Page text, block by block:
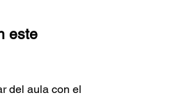
este
del aula con el